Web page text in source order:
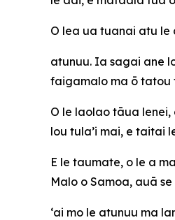
O lea ua tuanai atu
atunuu. Ia sagai ane
faigamalo ma ō tatou
O le laolao tāua
lou tula’i mai, e taitai
E le taumate, o le a
Malo o Samoa, auā se
‘ai mo le atunuu ma